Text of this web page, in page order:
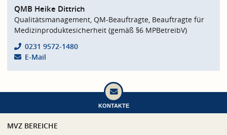
QMB Heike Dittrich
Qualitätsmanagement, QM-Beauftragte, Beauftragte für
Medizinproduktesicherheit (gemäß §6 MPBetreibV)
0231 9572-1480
E-Mail
KONTAKTE
MVZ BEREICHE